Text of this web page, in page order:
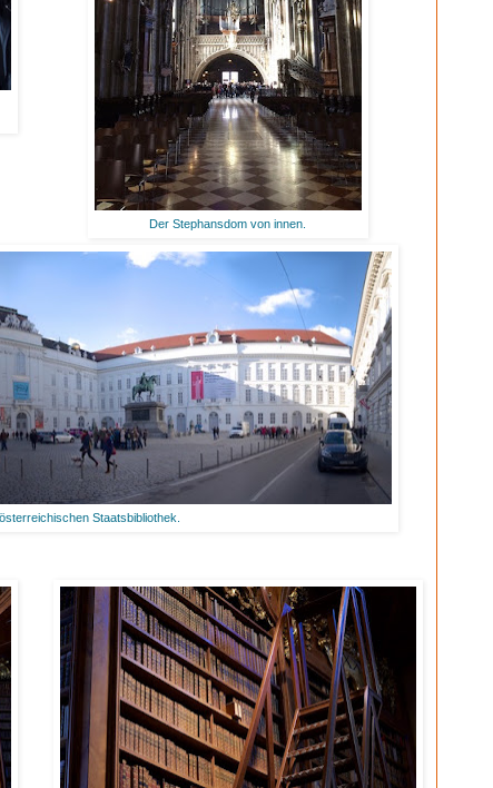
Der Stephansdom von innen.
Staatsbibliothek.